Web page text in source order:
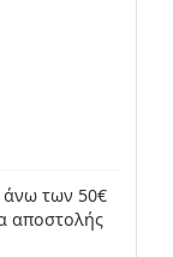
άνω των 50€
αποστολής